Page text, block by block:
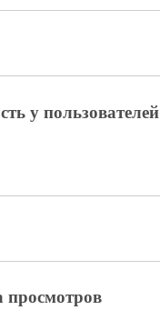
у пользователей
просмотров